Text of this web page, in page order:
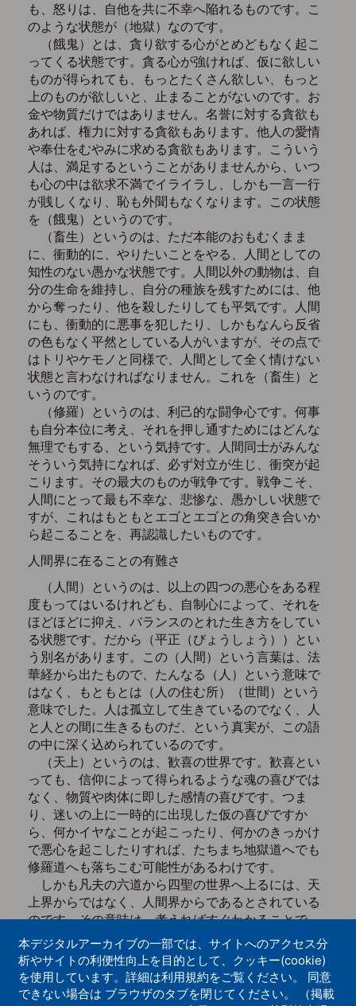
も、怒りは、自他を共に不幸へ陥れるものです。こ
のような状態が（地獄）なのです。
（餓鬼）とは、貪り欲する心がとめどもなく起こ
ってくる状態です。貪る心が強ければ、仮に欲しい
ものが得られても、もっとたくさん欲しい、もっと
上のものが欲しいと、止まることがないのです。お
金や物質だけではありません。名誉に対する貪欲も
あれば、権力に対する貪欲もあります。他人の愛情
や奉仕をむやみに求める貪欲もあります。こういう
人は、満足するということがありませんから、いつ
も心の中は欲求不満でイライラし、しかも一言一行
が賎しくなり、恥も外聞もなくなります。この状態
を（餓鬼）というのです。
（畜生）というのは、ただ本能のおもむくまま
に、衝動的に、やりたいことをやる、人間としての
知性のない愚かな状態です。人間以外の動物は、自
分の生命を維持し、自分の種族を残すためには、他
から奪ったり、他を殺したりしても平気です。人間
にも、衝動的に悪事を犯したり、しかもなんら反省
の色もなく平然としている人がいますが、その点で
はトリやケモノと同様で、人間として全く情けない
状態と言わなければなりません。これを（畜生）と
いうのです。
（修羅）というのは、利己的な闘争心です。何事
も自分本位に考え、それを押し通すためにはどんな
無理でもする、という気持です。人間同士がみんな
そういう気持になれば、必ず対立が生じ、衝突が起
こります。その最大のものが戦争です。戦争こそ、
人間にとって最も不幸な、悲惨な、愚かしい状態で
すが、これはもともとエゴとエゴとの角突き合いか
ら起こることを、再認識したいものです。
人間界に在ることの有難さ
（人間）というのは、以上の四つの悪心をある程
度もってはいるけれども、自制心によって、それを
ほどほどに抑え、バランスのとれた生き方をしてい
る状態です。だから（平正（びょうしょう））とい
う別名があります。この（人間）という言葉は、法
華経から出たもので、たんなる（人）という意味で
はなく、もともとは（人の住む所）（世間）という
意味でした。人は孤立して生きているのでなく、人
と人との間に生きるものだ、という真実が、この語
の中に深く込められているのです。
（天上）というのは、歓喜の世界です。歓喜とい
っても、信仰によって得られるような魂の喜びでは
なく、物質や肉体に即した感情の喜びです。つま
り、迷いの上に一時的に出現した仮の喜びですか
ら、何かイヤなことが起こったり、何かのきっかけ
で悪心を起こしたりすれば、たちまち地獄道へでも
修羅道へも落ちこむ可能性があるわけです。
しかも凡夫の六道から四聖の世界へ上るには、天
上界からではなく、人間界からであるとされている
のです。その意味は、考えればすぐわかることで
す。
物質や肉体に即した歓喜の状態にある時は自己反
省もなく、向上心もなく、いわゆる有頂天の状態に
あるからです。それに対して、苦悩や失意や挫折感
本デジタルアーカイブの一部では、サイトへのアクセス分
析やサイトの利便性向上を目的として、クッキー(cookie)
を使用しています。詳細は利用規約をご覧ください。 同意
できない場合は ブラウザのタブを閉じてください。 （掲載